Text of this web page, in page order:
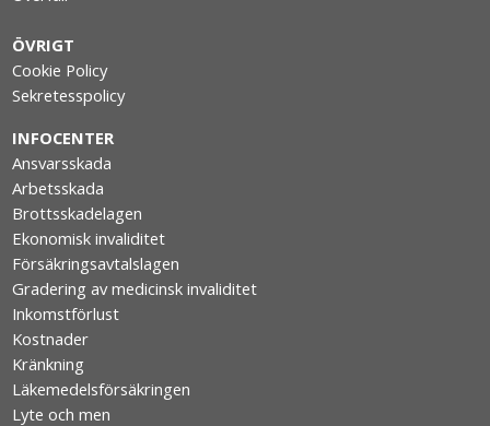
ÖVRIGT
Cookie Policy
Sekretesspolicy
INFOCENTER
Ansvarsskada
Arbetsskada
Brottsskadelagen
Ekonomisk invaliditet
Försäkringsavtalslagen
Gradering av medicinsk invaliditet
Inkomstförlust
Kostnader
Kränkning
Läkemedelsförsäkringen
Lyte och men